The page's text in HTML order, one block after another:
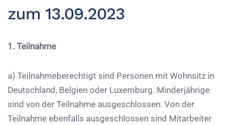
zum 13.09.2023
1. Teilnahme
a) Teilnahmeberechtigt sind Personen mit Wohnsitz in
Deutschland, Belgien oder Luxemburg. Minderjährige
sind von der Teilnahme ausgeschlossen. Von der
Teilnahme ebenfalls ausgeschlossen sind Mitarbeiter